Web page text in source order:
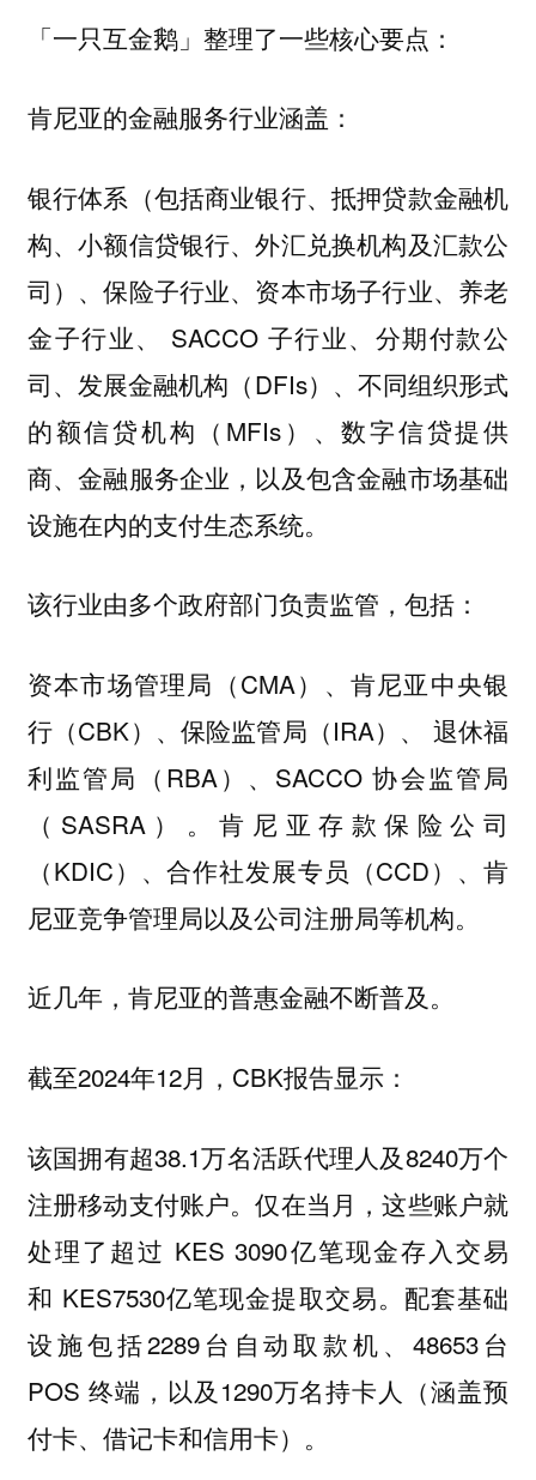
「一只互金鹅」整理了一些核心要点：
肯尼亚的金融服务行业涵盖：
银行体系（包括商业银行、抵押贷款金融机
构、小额信贷银行、外汇兑换机构及汇款公
司）、保险子行业、资本市场子行业、养老
金子行业、 SACCO 子行业、分期付款公
司、发展金融机构（DFIs）、不同组织形式
的额信贷机构（MFIs）、数字信贷提供
商、金融服务企业，以及包含金融市场基础
设施在内的支付生态系统。
该行业由多个政府部门负责监管，包括：
资本市场管理局（CMA）、肯尼亚中央银
行（CBK）、保险监管局（IRA）、 退休福
利监管局（RBA）、SACCO 协会监管局
（SASRA）。肯尼亚存款保险公司
（KDIC）、合作社发展专员（CCD）、肯
尼亚竞争管理局以及公司注册局等机构。
近几年，肯尼亚的普惠金融不断普及。
截至2024年12月，CBK报告显示：
该国拥有超38.1万名活跃代理人及8240万个
注册移动支付账户。仅在当月，这些账户就
处理了超过 KES 3090亿笔现金存入交易
和 KES7530亿笔现金提取交易。配套基础
设施包括2289台自动取款机、48653台
POS 终端，以及1290万名持卡人（涵盖预
付卡、借记卡和信用卡）。